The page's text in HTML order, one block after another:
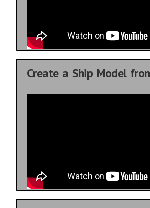
Create a Ship Model